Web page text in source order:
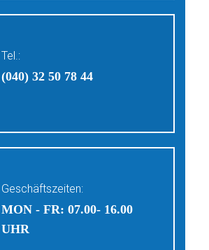
Tel.:
(040) 32 50 78 44
Geschäftszeiten:
MON - FR: 07.00- 16.00
UHR